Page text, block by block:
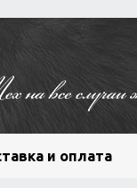
и оплата